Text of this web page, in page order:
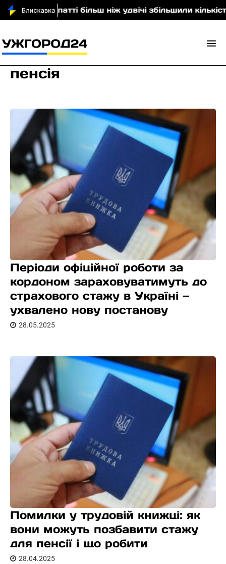
більш ніж удвічі збільшили кількість
пенсія
Періоди офіційної роботи за
кордоном зараховуватимуть до
страхового стажу в Україні —
ухвалено нову постанову
28.05.2025
Помилки у трудовій книжці: як
вони можуть позбавити стажу
для пенсії і що робити
28.04.2025